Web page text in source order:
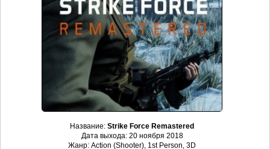
Название: Strike Force Remastered
Дата выхода: 20 ноября 2018
Жанр: Action (Shooter), 1st Person, 3D